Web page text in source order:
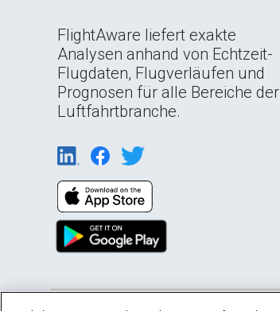
FlightAware liefert exakte
Analysen anhand von Echtzeit-
Flugdaten, Flugverläufen und
Prognosen für alle Bereiche der
Luftfahrtbranche.